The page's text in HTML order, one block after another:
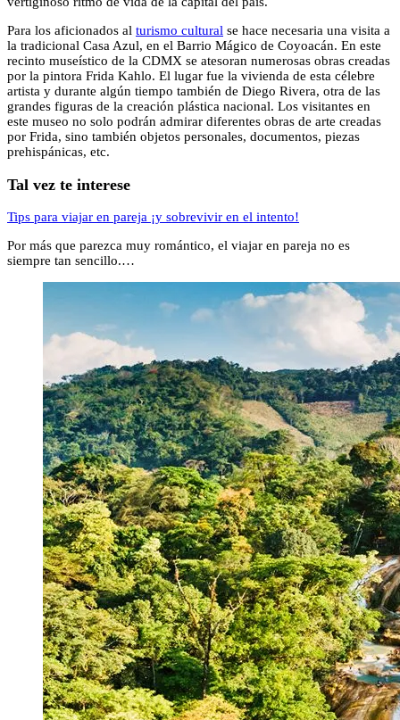
Para los aficionados al turismo cultural se hace necesaria una visita a
la tradicional Casa Azul, en el Barrio Mágico de Coyoacán. En este
recinto museístico de la CDMX se atesoran numerosas obras creadas
por la pintora Frida Kahlo. El lugar fue la vivienda de esta célebre
artista y durante algún tiempo también de Diego Rivera, otra de las
grandes figuras de la creación plástica nacional. Los visitantes en
este museo no solo podrán admirar diferentes obras de arte creadas
por Frida, sino también objetos personales, documentos, piezas
prehispánicas, etc.
Tal vez te interese
Tips para viajar en pareja ¡y sobrevivir en el intento!
Por más que parezca muy romántico, el viajar en pareja no es
siempre tan sencillo.…